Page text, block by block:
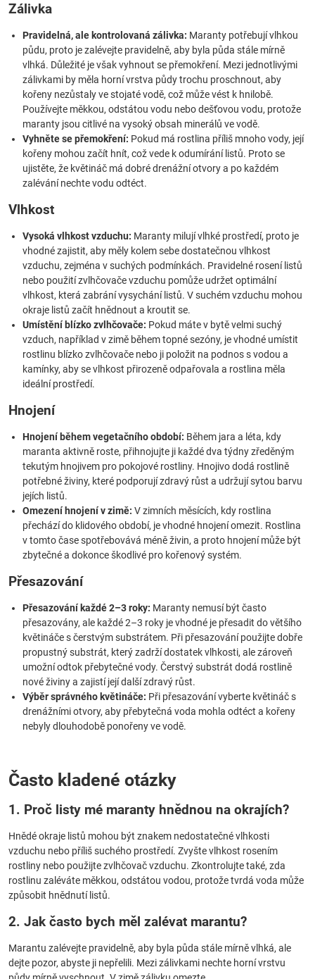
Zálivka
Pravidelná, ale kontrolovaná zálivka: Maranty potřebují vlhkou
půdu, proto je zalévejte pravidelně, aby byla půda stále mírně
vlhká. Důležité je však vyhnout se přemokření. Mezi jednotlivými
zálivkami by měla horní vrstva půdy trochu proschnout, aby
kořeny nezůstaly ve stojaté vodě, což může vést k hnilobě.
Používejte měkkou, odstátou vodu nebo dešťovou vodu, protože
maranty jsou citlivé na vysoký obsah minerálů ve vodě.
Vyhněte se přemokření: Pokud má rostlina příliš mnoho vody, její
kořeny mohou začít hnít, což vede k odumírání listů. Proto se
ujistěte, že květináč má dobré drenážní otvory a po každém
zalévání nechte vodu odtéct.
Vlhkost
Vysoká vlhkost vzduchu: Maranty milují vlhké prostředí, proto je
vhodné zajistit, aby měly kolem sebe dostatečnou vlhkost
vzduchu, zejména v suchých podmínkách. Pravidelné rosení listů
nebo použití zvlhčovače vzduchu pomůže udržet optimální
vlhkost, která zabrání vysychání listů. V suchém vzduchu mohou
okraje listů začít hnědnout a kroutit se.
Umístění blízko zvlhčovače: Pokud máte v bytě velmi suchý
vzduch, například v zimě během topné sezóny, je vhodné umístit
rostlinu blízko zvlhčovače nebo ji položit na podnos s vodou a
kamínky, aby se vlhkost přirozeně odpařovala a rostlina měla
ideální prostředí.
Hnojení
Hnojení během vegetačního období: Během jara a léta, kdy
maranta aktivně roste, přihnojujte ji každé dva týdny zředěným
tekutým hnojivem pro pokojové rostliny. Hnojivo dodá rostlině
potřebné živiny, které podporují zdravý růst a udržují sytou barvu
jejích listů.
Omezení hnojení v zimě: V zimních měsících, kdy rostlina
přechází do klidového období, je vhodné hnojení omezit. Rostlina
v tomto čase spotřebovává méně živin, a proto hnojení může být
zbytečné a dokonce škodlivé pro kořenový systém.
Přesazování
Přesazování každé 2–3 roky: Maranty nemusí být často
přesazovány, ale každé 2–3 roky je vhodné je přesadit do většího
květináče s čerstvým substrátem. Při přesazování použijte dobře
propustný substrát, který zadrží dostatek vlhkosti, ale zároveň
umožní odtok přebytečné vody. Čerstvý substrát dodá rostlině
nové živiny a zajistí její další zdravý růst.
Výběr správného květináče: Při přesazování vyberte květináč s
drenážními otvory, aby přebytečná voda mohla odtéct a kořeny
nebyly dlouhodobě ponořeny ve vodě.
Často kladené otázky
1. Proč listy mé maranty hnědnou na okrajích?
Hnědé okraje listů mohou být znakem nedostatečné vlhkosti
vzduchu nebo příliš suchého prostředí. Zvyšte vlhkost rosením
rostliny nebo použijte zvlhčovač vzduchu. Zkontrolujte také, zda
rostlinu zaléváte měkkou, odstátou vodou, protože tvrdá voda může
způsobit hnědnutí listů.
2. Jak často bych měl zalévat marantu?
Marantu zalévejte pravidelně, aby byla půda stále mírně vlhká, ale
dejte pozor, abyste ji nepřelili. Mezi zálivkami nechte horní vrstvu